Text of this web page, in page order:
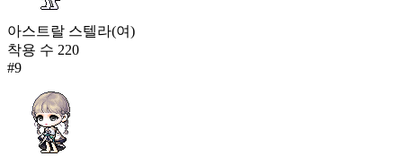
아스트랄 스텔라(여)
착용 수 220
#9